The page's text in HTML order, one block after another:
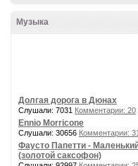
Музыка
Долгая дорога в Дюнах
Слушали: 7031 Комментарии: 20
Ennio Morricone
Слушали: 30656 Комментарии: 31
Фаусто Папетти -
(золотой саксофон)